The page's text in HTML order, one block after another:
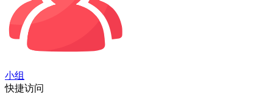
小组
快捷访问